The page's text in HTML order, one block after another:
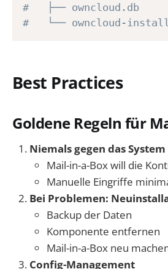
#   ├── owncloud.db
#   └── owncloud-
Best Practices
Goldene Regeln für
Niemals gegen das
Mail-in-a-Box will die
Manuelle Eingriffe
Bei Problemen:
Backup der Daten
Komponente entfernen
Mail-in-a-Box neu
Config-Management